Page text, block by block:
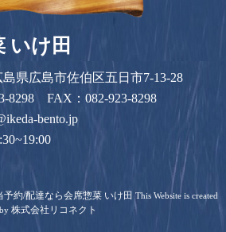
いけ田
島県広島市佐伯区五日市7-13-28
8298 FAX：082-923-8298
bento.jp
約/配達なら会席惣菜 いけ田 This Website is created
by 株式会社リコネクト